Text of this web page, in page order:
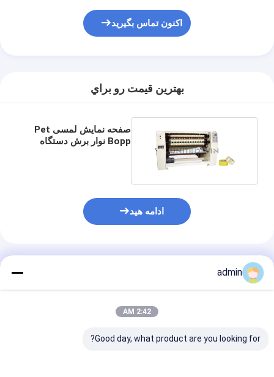
اکنون تماس بگیرید
بهترين قيمت رو براي
صفحه نمایش لمسی Pet
Bopp نوار برش دستگاه
ادامه هید
محصولات توصیه شده
admin
2:42 AM
Good day, what product are you looking for?